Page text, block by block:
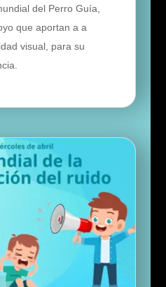
del Perro Guía,
que aportan a a
visual, para su